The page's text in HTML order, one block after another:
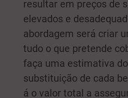
resultar em preços de
elevados e
abordagem será criar
tudo o que pretende
faça uma estimativa
substituição de cada
á o valor total a